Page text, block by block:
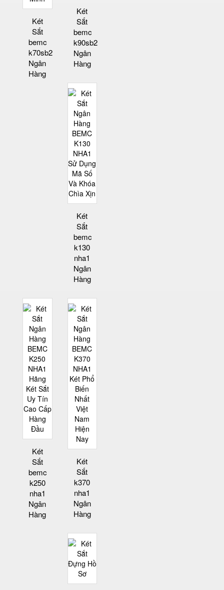
Két
Sắt
bemc
k70sb2
Ngân
Hàng
Két
Sắt
bemc
k90sb2
Ngân
Hàng
Két
Sắt
bemc
k130
nha1
Ngân
Hàng
Két
Sắt
bemc
k250
nha1
Ngân
Hàng
Két
Sắt
k370
nha1
Ngân
Hàng